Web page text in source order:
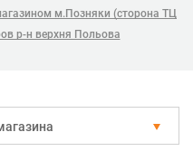
м.Позняки (сторона ТЦ
р-н верхня Польова